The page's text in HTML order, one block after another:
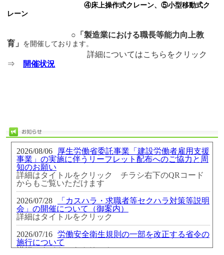
④床上操作式クレーン、⑤小型移動式ク
レーン
○ 「製造業における職長等能力向上教
育」
を開催しております。
詳細についてはこちらをクリック
⇒ 開催状況
2026/08/06
厚生労働省委託事業「建設労働者雇用支援
事業」の実施に伴うリーフレット配布へのご協力と周
知のお願い
詳細はタイトルをクリック チラシ右下のQRコード
からもご覧いただけます
2026/07/28
「カスハラ・求職者等セクハラ対策等説明
会」の開催について（御案内）
詳細はタイトルをクリック
2026/07/16 労働安全衛生規則の一部を改正する省令の
施行について
詳細はタイトルをクリック